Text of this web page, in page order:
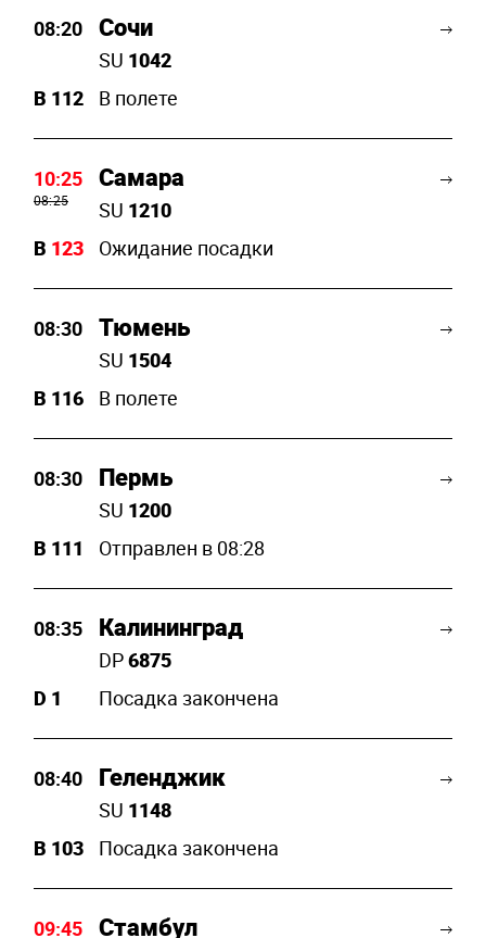
08:20 Сочи
SU 1042
B 112 В полете
10:25
08:25
Самара
SU 1210
B 123 Ожидание посадки
08:30 Тюмень
SU 1504
B 116 В полете
08:30 Пермь
SU 1200
B 111 Отправлен в 08:28
08:35 Калининград
DP6875
D 1 Посадка закончена
08:40 Геленджик
SU 1148
B 103 Посадка закончена
09:45 Стамбул